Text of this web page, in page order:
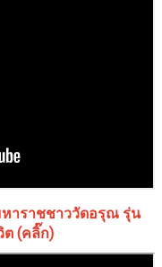
หาราชชาววัดอรุณ รุ่น
ต (คลิ๊ก)